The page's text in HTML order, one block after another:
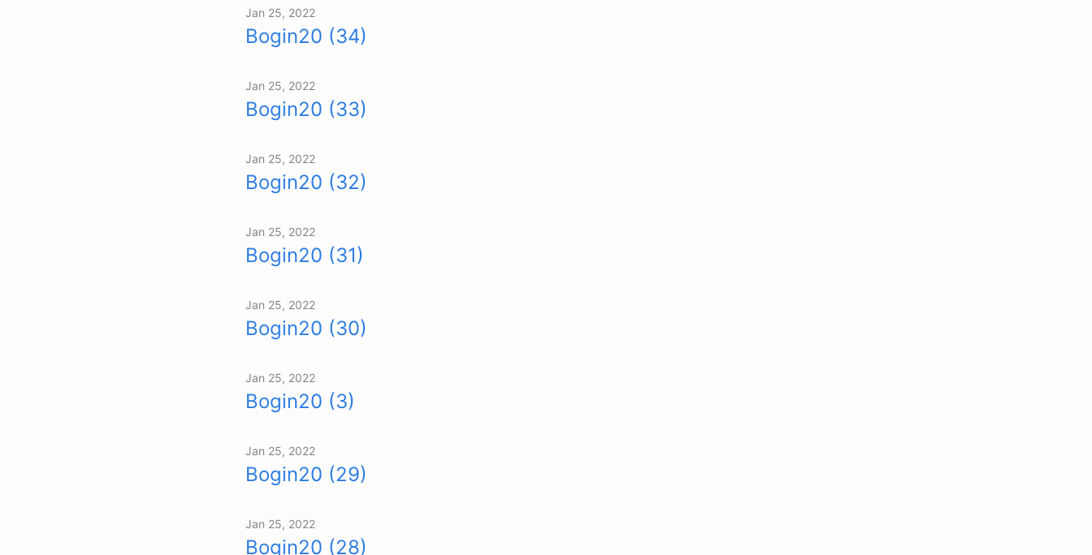
Jan 25, 2022
Bogin20 (34)
Jan 25, 2022
Bogin20 (33)
Jan 25, 2022
Bogin20 (32)
Jan 25, 2022
Bogin20 (31)
Jan 25, 2022
Bogin20 (30)
Jan 25, 2022
Bogin20 (3)
Jan 25, 2022
Bogin20 (29)
Jan 25, 2022
Bogin20 (28)